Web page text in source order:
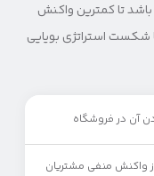
تا کمترین واکنش
استراتژی بویایی
آن در فروشگاه
واکنش منفی مشتریان